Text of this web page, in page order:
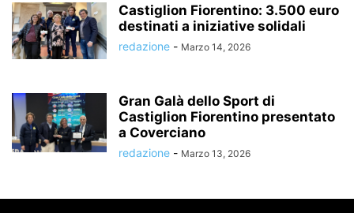
Castiglion Fiorentino: 3.500 euro
destinati a iniziative solidali
redazione - Marzo 14, 2026
Gran Galà dello Sport di
Castiglion Fiorentino presentato
a Coverciano
redazione - Marzo 13, 2026